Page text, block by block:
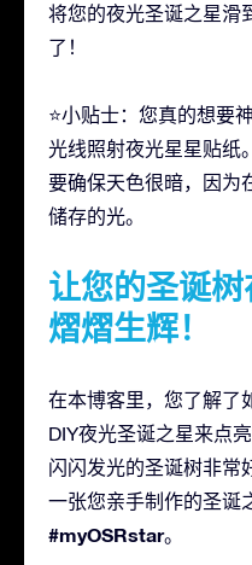
将您的夜光圣诞之星滑
了！
⭐小贴士：您真的想要
光线照射夜光星星贴纸
要确保天色很暗，因为
储存的光。
让您的圣诞
熠熠生辉！
在本博客里，您了解
DIY夜光圣诞之星来点
闪闪发光的圣诞树非常
一张您亲手制作的圣诞
#myOSRstar。